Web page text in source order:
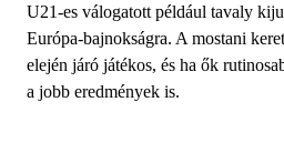
U21-es válogatott például tavaly
Európa-bajnokságra. A mostani
elején járó játékos, és ha ők
a jobb eredmények is.